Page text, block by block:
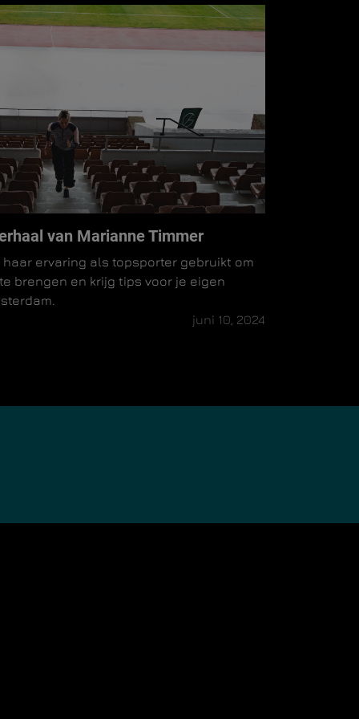
van Marianne Timmer
haar ervaring als topsporter gebruikt om
brengen en krijg tips voor je eigen
juni 10, 2024